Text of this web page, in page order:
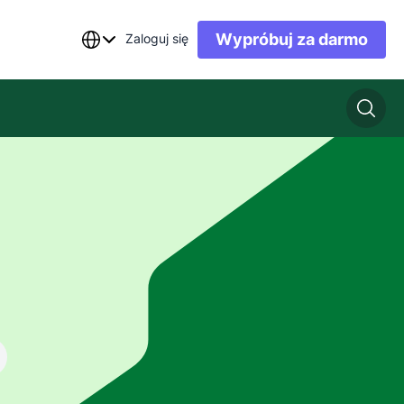
Zaloguj się Wypróbuj za darmo